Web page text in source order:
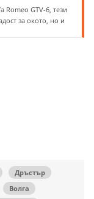
Romeo GTV-6, тези
за окото, но и
Дръстър
Волга